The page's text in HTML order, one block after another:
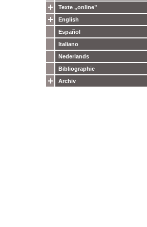
Texte „online”
English
Español
Italiano
Nederlands
Bibliographie
Archiv